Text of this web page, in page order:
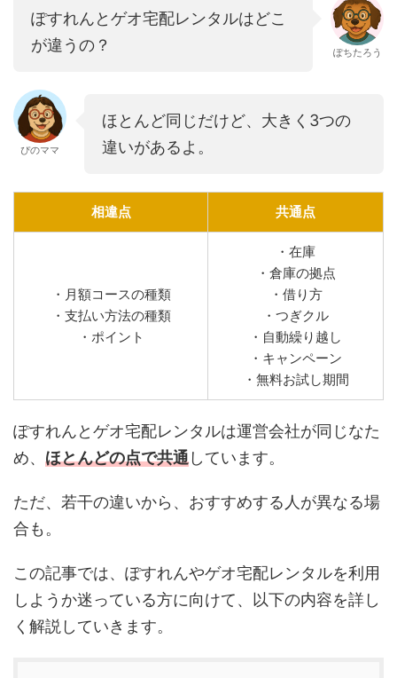
ぽすれんとゲオ宅配レンタルはどこ
が違うの？
ぽちたろう
ぴのママ
ほとんど同じだけど、大きく3つの
違いがあるよ。
相違点 共通点
・月額コースの種類
・支払い方法の種類
・ポイント
・在庫
・倉庫の拠点
・借り方
・つぎクル
・自動繰り越し
・キャンペーン
・無料お試し期間
ぽすれんとゲオ宅配レンタルは運営会社が同じなた
め、 ほとんどの点で共通しています。
ただ、若干の違いから、おすすめする人が異なる場
合も。
この記事では、ぽすれんやゲオ宅配レンタルを利用
しようか迷っている方に向けて、以下の内容を詳し
く解説していきます。